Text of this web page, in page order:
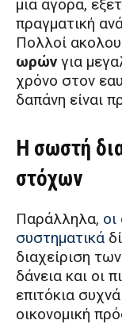
μια αγορά,
πραγματική
Πολλοί
ωρών για
χρόνο στον
δαπάνη είναι
Η σωστή
στόχων
Παράλληλα,
συστηματικά
διαχείριση
δάνεια και οι
επιτόκια
οικονομική